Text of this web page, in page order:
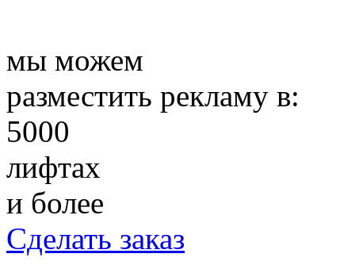
мы можем
разместить рекламу в:
5000
лифтах
и более
Сделать заказ